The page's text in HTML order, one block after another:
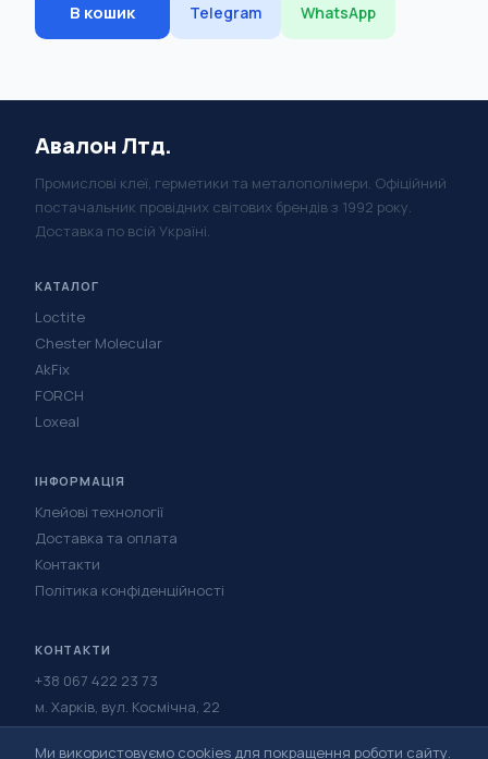
В кошик Telegram WhatsApp
Авалон Лтд.
Промислові клеї, герметики та металополімери. Офіційний
постачальник провідних світових брендів з 1992 року.
Доставка по всій Україні.
КАТАЛОГ
Loctite
Chester Molecular
AkFix
FORCH
Loxeal
ІНФОРМАЦІЯ
Клейові технології
Доставка та оплата
Контакти
Політика конфіденційності
КОНТАКТИ
+38 067 422 23 73
м. Харків, вул. Космічна, 22
Написати в Telegram
Ми використовуємо cookies для покращення роботи сайту.